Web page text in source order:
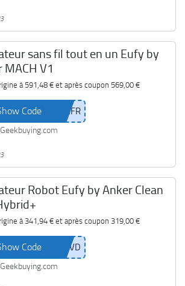
sans fil tout en un Eufy by
MACH V1
à 591,48 €et après coupon 569,00 €
Code
Geekbuying.com
Robot Eufy by Anker Clean
à 341,94 €et après coupon 319,00 €
Code
Geekbuying.com